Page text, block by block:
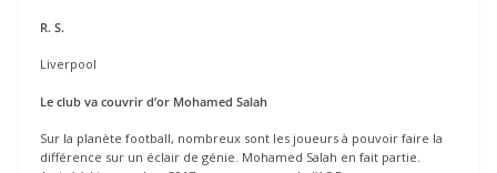
R. S.
Liverpool
Le club va couvrir d’or Mohamed Salah
Sur la planète football, nombreux sont les joueurs à pouvoir faire la
différence sur un éclair de génie. Mohamed Salah en fait partie.